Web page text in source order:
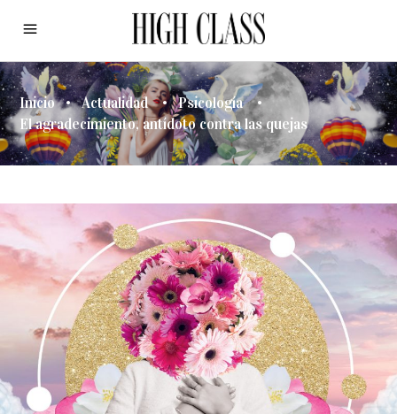
Inicio • Actualidad • Psicología •
El agradecimiento, antídoto contra las quejas